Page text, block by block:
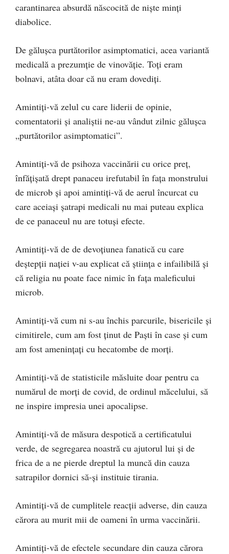
carantinarea absurdă născocită de niște minți
diabolice.
De gălușca purtătorilor asimptomatici, acea variantă
medicală a prezumție de vinovăție. Toți eram
bolnavi, atâta doar că nu eram dovediți.
Amintiți-vă zelul cu care liderii de opinie,
comentatorii și analiștii ne-au vândut zilnic gălușca
„purtătorilor asimptomatici”.
Amintiți-vă de psihoza vaccinării cu orice preț,
înfățișată drept panaceu irefutabil în fața monstrului
de microb și apoi amintiți-vă de aerul încurcat cu
care aceiași șatrapi medicali nu mai puteau explica
de ce panaceul nu are totuși efecte.
Amintiți-vă de de devoțiunea fanatică cu care
deștepții nației v-au explicat că știința e infailibilă și
că religia nu poate face nimic în fața maleficului
microb.
Amintiți-vă cum ni s-au închis parcurile, bisericile și
cimitirele, cum am fost ținut de Paști în case și cum
am fost amenințați cu hecatombe de morți.
Amintiți-vă de statisticile măsluite doar pentru ca
numărul de morți de covid, de ordinul măcelului, să
ne inspire impresia unei apocalipse.
Amintiți-vă de măsura despotică a certificatului
verde, de segregarea noastră cu ajutorul lui și de
frica de a ne pierde dreptul la muncă din cauza
satrapilor dornici să-și instituie tirania.
Amintiți-vă de cumplitele reacții adverse, din cauza
cărora au murit mii de oameni în urma vaccinării.
Amintiți-vă de efectele secundare din cauza cărora